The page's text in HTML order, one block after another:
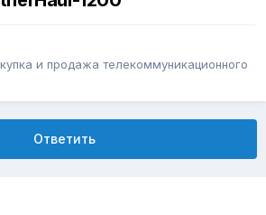
и продажа телекоммуникационного
Ответить